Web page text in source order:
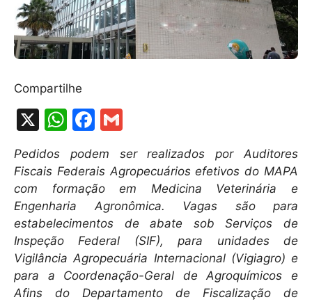
Compartilhe
X
W
at
s
A
p
p
F
c
e
b
o
o
k
ai
l
Pedidos podem ser realizados por Auditores
Fiscais Federais Agropecuários efetivos do MAPA
com formação em Medicina Veterinária e
Engenharia Agronômica. Vagas são para
estabelecimentos de abate sob Serviços de
Inspeção Federal (SIF), para unidades de
Vigilância Agropecuária Internacional (Vigiagro) e
para a Coordenação-Geral de Agroquímicos e
Afins do Departamento de Fiscalização de